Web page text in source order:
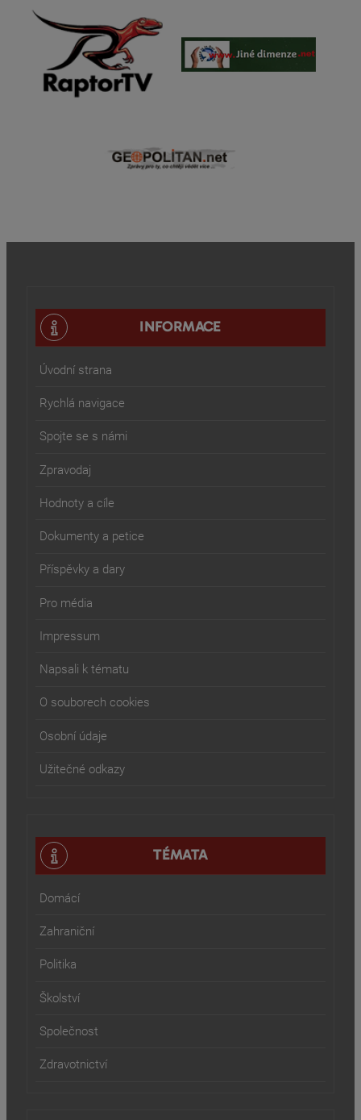
INFORMACE
Úvodní strana
Rychlá navigace
Spojte se s námi
Zpravodaj
Hodnoty a cíle
Dokumenty a petice
Příspěvky a dary
Pro média
Impressum
Napsali k tématu
O souborech cookies
Osobní údaje
Užitečné odkazy
TÉMATA
Domácí
Zahraniční
Politika
Školství
Společnost
Zdravotnictví